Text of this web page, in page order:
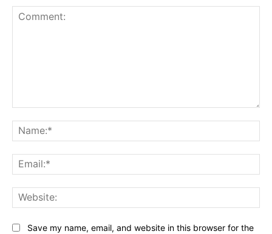
Save my name, email, and website in this browser for the